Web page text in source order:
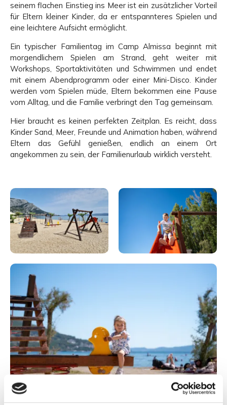
seinem flachen Einstieg ins Meer ist ein zusätzlicher Vorteil
für Eltern kleiner Kinder, da er entspannteres Spielen und
eine leichtere Aufsicht ermöglicht.
Ein typischer Familientag im Camp Almissa beginnt mit
morgendlichem Spielen am Strand, geht weiter mit
Workshops, Sportaktivitäten und Schwimmen und endet
mit einem Abendprogramm oder einer Mini-Disco. Kinder
werden vom Spielen müde, Eltern bekommen eine Pause
vom Alltag, und die Familie verbringt den Tag gemeinsam.
Hier braucht es keinen perfekten Zeitplan. Es reicht, dass
Kinder Sand, Meer, Freunde und Animation haben, während
Eltern das Gefühl genießen, endlich an einem Ort
angekommen zu sein, der Familienurlaub wirklich versteht.